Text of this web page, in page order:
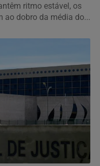
ritmo estável, os
ao dobro da média do...